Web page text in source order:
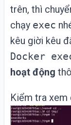
trên, thì
chạy exec
kêu giời kêu
Docker
hoạt động
Kiểm tra xem